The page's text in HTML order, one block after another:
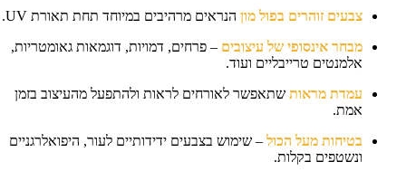
צבעים זוהרים בפול מון הנראים מרהיבים במיוחד תחת תאורת UV.
מבחר אינסופי של עיצובים– פרחים, דמויות, דוגמאות גאומטריות,
אלמנטים טרייבליים ועוד.
עמדת מראותשתאפשר לאורחים לראות ולהתפעל מהעיצוב בזמן
אמת.
בטיחות מעל הכול– שימוש בצבעים ידידותיים לעור, היפואלרגניים
ונשטפים בקלות.